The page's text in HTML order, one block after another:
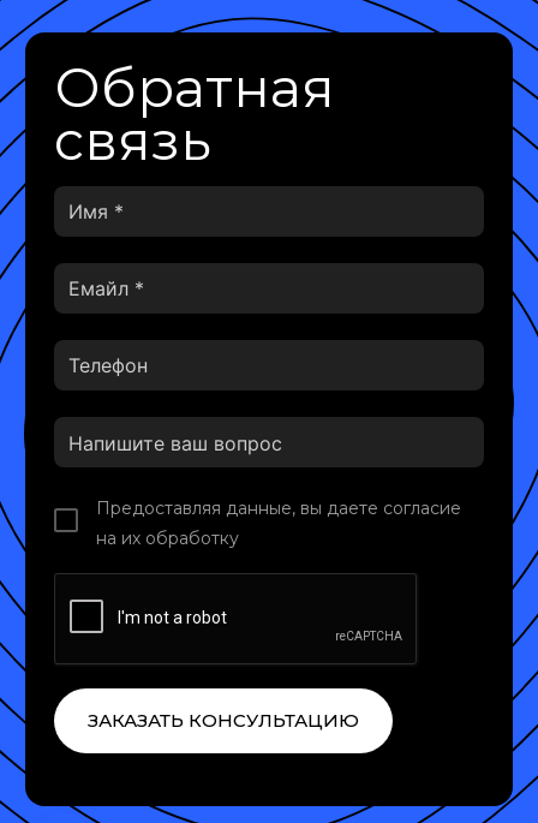
Обратная
связь
Предоставляя данные, вы даете согласие
на их обработку
ЗАКАЗАТЬ КОНСУЛЬТАЦИЮ